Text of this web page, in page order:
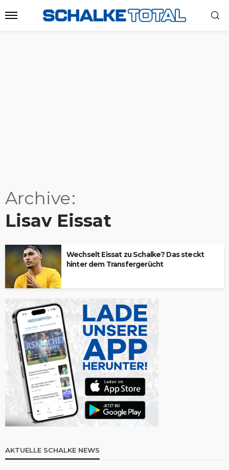
Archive
Lisav Eissat
Wechselt Eissat zu Schalke? Das steckt
hinter dem Transfergerücht
AKTUELLE SCHALKE NEWS